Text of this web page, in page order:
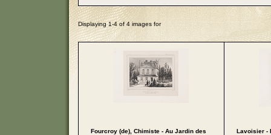
Displaying 1-4 of 4 images for
Fourcroy (de), Chimiste - Au Jardin des
Lavoisier -